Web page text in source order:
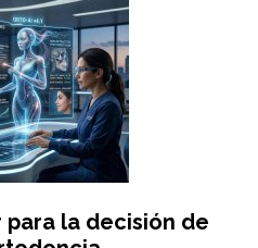
para la decisión de